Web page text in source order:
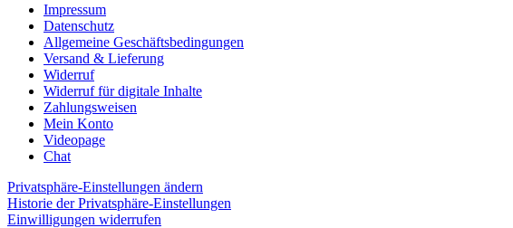
Impressum
Datenschutz
Allgemeine Geschäftsbedingungen
Versand & Lieferung
Widerruf
Widerruf für digitale Inhalte
Zahlungsweisen
Mein Konto
Videopage
Chat
Privatsphäre-Einstellungen ändern
Historie der Privatsphäre-Einstellungen
Einwilligungen widerrufen